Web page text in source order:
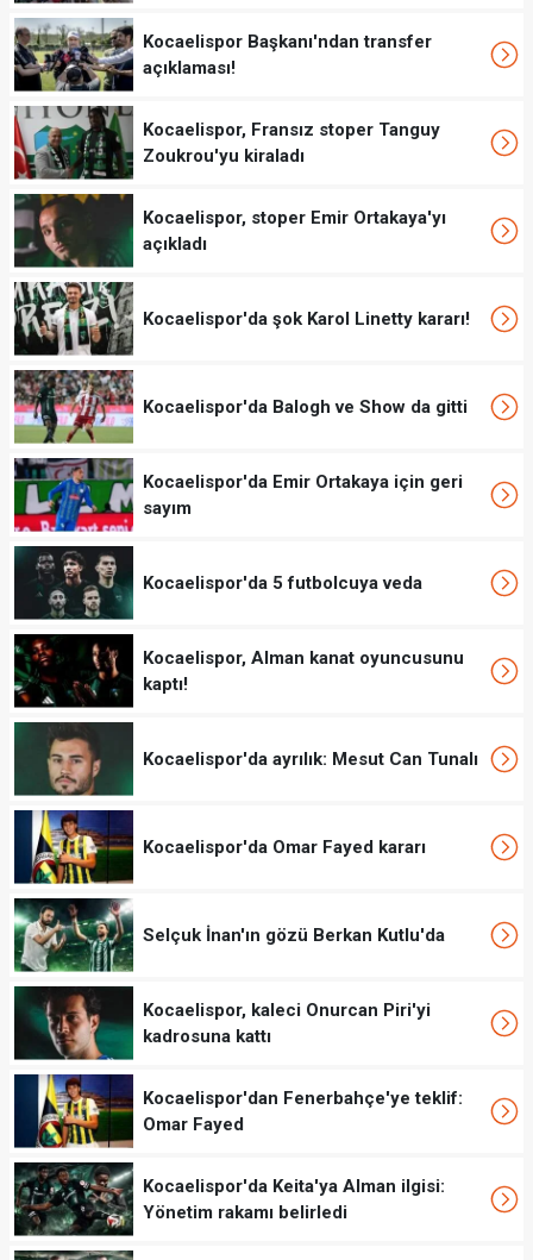
Kocaelispor Başkanı'ndan transfer
açıklaması!
Kocaelispor, Fransız stoper Tanguy
Zoukrou'yu kiraladı
Kocaelispor, stoper Emir Ortakaya'yı
açıkladı
Kocaelispor'da şok Karol Linetty kararı!
Kocaelispor'da Balogh ve Show da gitti
Kocaelispor'da Emir Ortakaya için geri
sayım
Kocaelispor'da 5 futbolcuya veda
Kocaelispor, Alman kanat oyuncusunu
kaptı!
Kocaelispor'da ayrılık: Mesut Can Tunalı
Kocaelispor'da Omar Fayed kararı
Selçuk İnan'ın gözü Berkan Kutlu'da
Kocaelispor, kaleci Onurcan Piri'yi
kadrosuna kattı
Kocaelispor'dan Fenerbahçe'ye teklif:
Omar Fayed
Kocaelispor'da Keita'ya Alman ilgisi:
Yönetim rakamı belirledi